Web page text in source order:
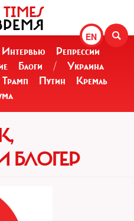
EN
Интервью
Репрессии
Блоги /
Украина
Трамп Путин
Кремль
БЛОГЕР